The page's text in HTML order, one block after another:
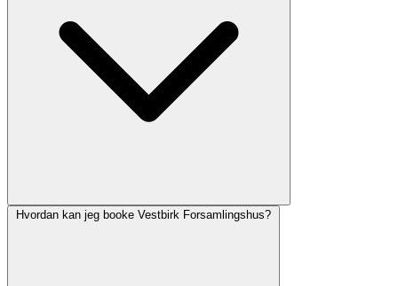
Hvordan kan jeg booke Vestbirk Forsamlingshus?